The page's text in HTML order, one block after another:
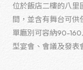
位於飯店二樓的八里
間，並含有舞台可供
單廳別可容納90-
型宴會、會議及發表